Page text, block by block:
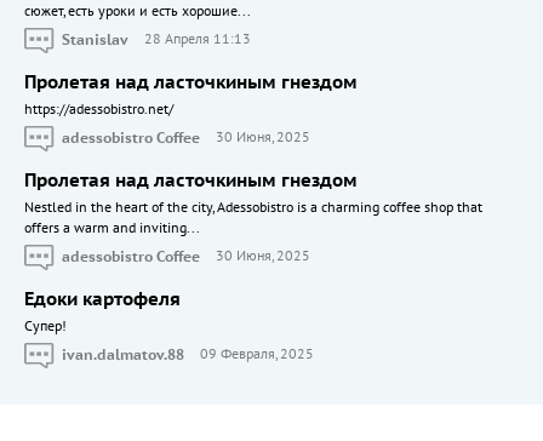
сюжет, есть уроки и есть хорошие...
Stanislav
28 Апреля 11:13
Пролетая над ласточкиным гнездом
https://adessobistro.net/
adessobistro Coffee
30 Июня, 2025
Пролетая над ласточкиным гнездом
Nestled in the heart of the city, Adessobistro is a charming coffee shop that
offers a warm and inviting...
adessobistro Coffee
30 Июня, 2025
Едоки картофеля
Cупер!
ivan.dalmatov.88
09 Февраля, 2025